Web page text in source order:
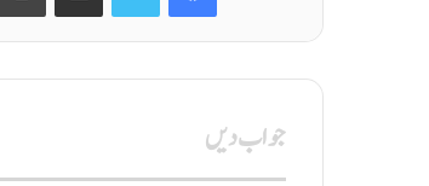
جواب دیں